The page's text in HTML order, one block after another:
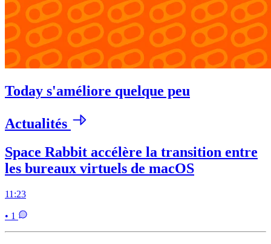
Today s'améliore quelque peu
Actualités
Space Rabbit accélère la transition entre
les bureaux virtuels de macOS
11:23
• 1